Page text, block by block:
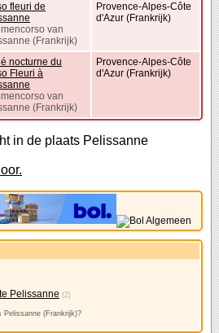
fleuri de
van
(Frankrijk)
Provence-Alpes-Côte
d'Azur (Frankrijk)
nocturne du
Fleuri à
van
(Frankrijk)
Provence-Alpes-Côte
d'Azur (Frankrijk)
in de plaats Pelissanne
Pelissanne (2)
Pelissanne (Frankrijk)?